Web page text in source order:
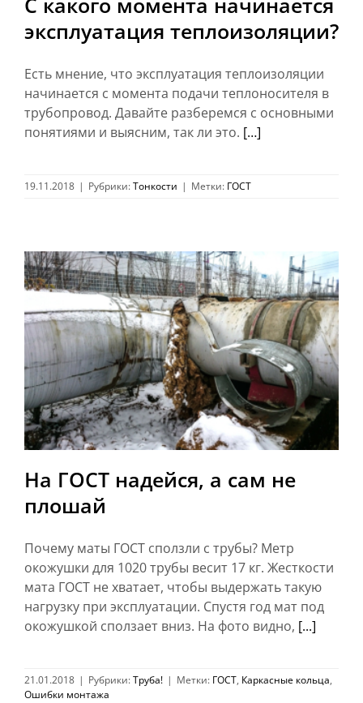
эксплуатация теплоизоляции?
Есть мнение, что эксплуатация теплоизоляции
начинается с момента подачи теплоносителя в
трубопровод. Давайте разберемся с основными
понятиями и выясним, так ли это. […]
19.11.2018 | Рубрики:Тонкости | Метки: ГОСТ
На ГОСТ надейся, а сам не
плошай
Почему маты ГОСТ сползли с трубы? Метр
окожушки для 1020 трубы весит 17 кг. Жесткости
мата ГОСТ не хватает, чтобы выдержать такую
нагрузку при эксплуатации. Спустя год мат под
окожушкой сползает вниз. На фото видно, [...]
21.01.2018 | Рубрики:Труба! | Метки: ГОСТ, Каркасные кольца,
Ошибки монтажа